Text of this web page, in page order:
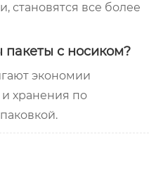
становятся все более
с носиком?
экономии
и хранения по